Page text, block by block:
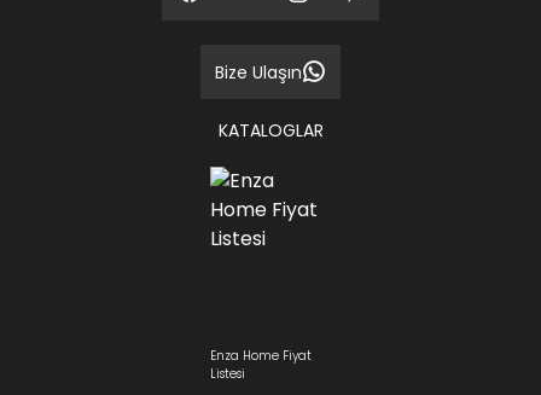
Bize Ulaşın
KATALOGLAR
Enza Home Fiyat
Listesi